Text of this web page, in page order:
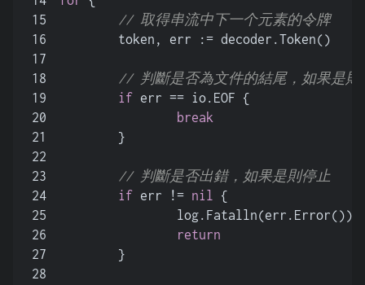
15
16
17
18
19
20
21
22
23
24
25
26
27
28
// 取得串流中下一个元素的令牌
	token, err := decoder.Token()
// 判斷是否為文件的結尾，如果是則
if err == io.EOF {
break
	}
// 判斷是否出錯，如果是則停止
if err != nil
{
		log.Fatalln(err.Error())
return
	}